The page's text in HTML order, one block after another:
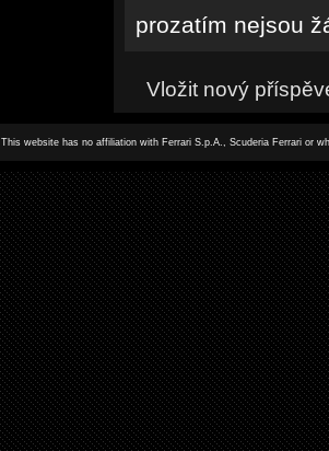
prozatím nejsou
Vložit nový
This website has no affiliation with Ferrari S.p.A., Scuderia Ferrari or